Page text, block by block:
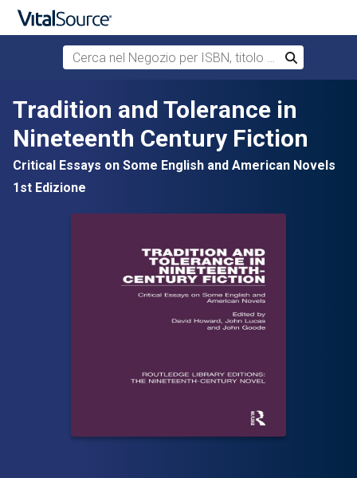
Passa al contenuto principale
Cerca nel Negozio per ISBN, titolo o autore
Cerca
Tradition and Tolerance in
Nineteenth Century Fiction
Critical Essays on Some English and American Novels
1st Edizione